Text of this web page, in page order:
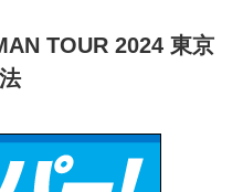
TOUR 2024 東京